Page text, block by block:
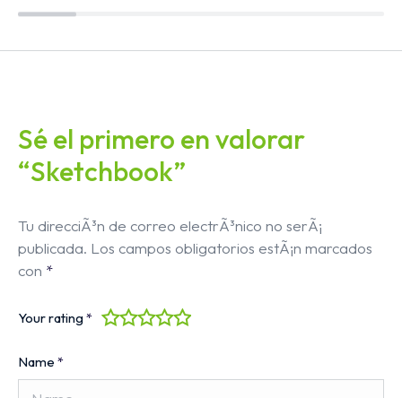
Sé el primero en valorar
“Sketchbook”
Tu direcciÃ³n de correo electrÃ³nico no serÃ¡
publicada. Los campos obligatorios estÃ¡n marcados
con *
Your rating*
Name *